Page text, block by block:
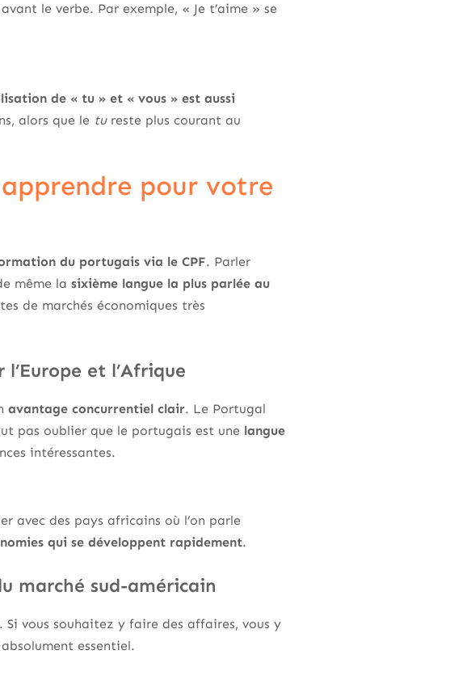
le verbe. Par exemple, « Je t’aime » se
de « tu » et « vous » est aussi
alors que le tureste plus courant au
pour votre
du portugais via le CPF. Parler
même la sixième langue la plus parlée au
de marchés économiques très
et l’Afrique
avantage concurrentiel clair. Le Portugal
pas oublier que le portugais est une langue
intéressantes.
avec des pays africains où l’on parle
qui se développent rapidement.
marché sud-américain
. Si vous souhaitez y faire des affaires, vous y
essentiel.